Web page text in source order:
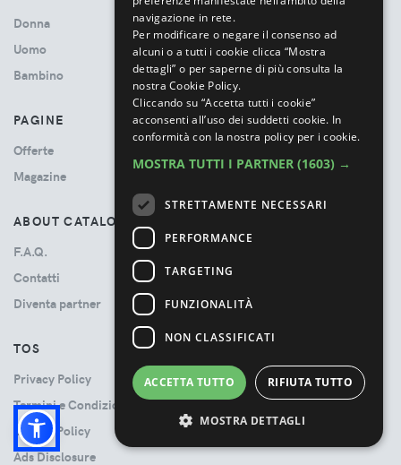
Donna
Uomo
Bambino
PAGINE
Offerte
Magazine
ABOUT CATALOVE
F.A.Q.
Contatti
Diventa partner
TOS
Privacy Policy
Termini e Condizioni
Cookie Policy
Ads Disclosure
navigazione in rete.
Per modificare o negare il consenso ad
alcuni o a tutti i cookie clicca “Mostra
dettagli” o per saperne di più consulta la
nostra Cookie Policy.
Cliccando su “Accetta tutti i cookie”
acconsenti all’uso dei suddetti cookie. In
conformità con la nostra policy per i cookie.
MOSTRA TUTTI I PARTNER (1603) →
STRETTAMENTE NECESSARI
PERFORMANCE
TARGETING
FUNZIONALITÀ
NON CLASSIFICATI
ACCETTA TUTTO RIFIUTA TUTTO
MOSTRA DETTAGLI